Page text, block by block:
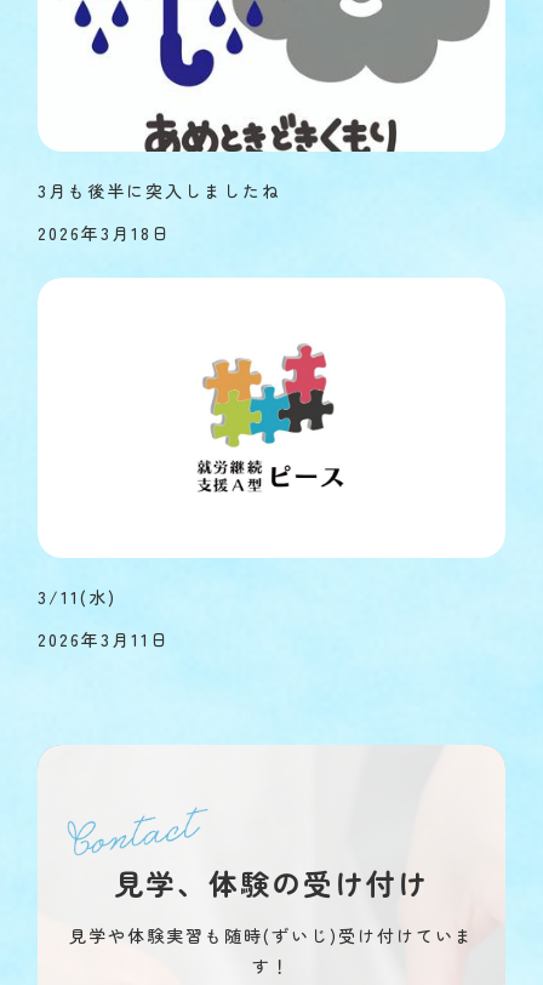
3月も後半に突入しましたね
2026年3月18日
3/11(水)
2026年3月11日
見学、体験の受け付け
見学や体験実習も随時(ずいじ)受け付けていま
す！